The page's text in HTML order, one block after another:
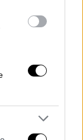
εγωιστική
μετά τον
του να
τη
μια
φωτίζει τη